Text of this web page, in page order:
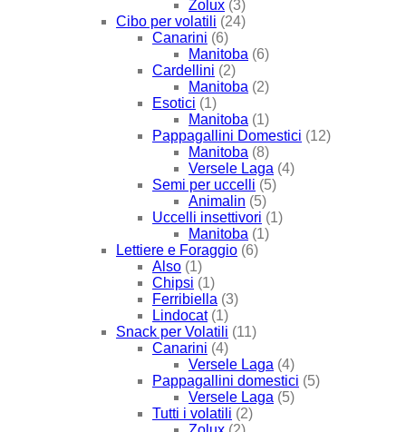
Zolux (3)
Cibo per volatili (24)
Canarini (6)
Manitoba (6)
Cardellini (2)
Manitoba (2)
Esotici (1)
Manitoba (1)
Pappagallini Domestici (12)
Manitoba (8)
Versele Laga (4)
Semi per uccelli (5)
Animalin (5)
Uccelli insettivori (1)
Manitoba (1)
Lettiere e Foraggio (6)
Also (1)
Chipsi (1)
Ferribiella (3)
Lindocat (1)
Snack per Volatili (11)
Canarini (4)
Versele Laga (4)
Pappagallini domestici (5)
Versele Laga (5)
Tutti i volatili (2)